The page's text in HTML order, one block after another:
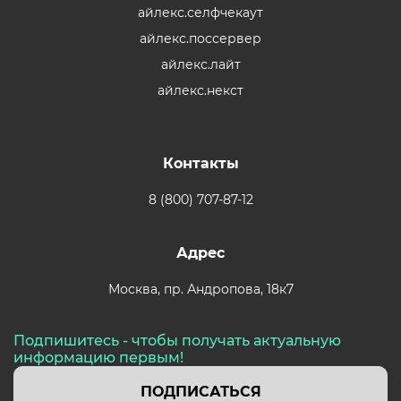
айлекс.селфчекаут
айлекс.поссервер
айлекс.лайт
айлекс.некст
Контакты
8 (800) 707-87-12
Адрес
Москва,пр. Андропова, 18к7
Подпишитесь - чтобы получать актуальную
информацию первым!
ПОДПИСАТЬСЯ